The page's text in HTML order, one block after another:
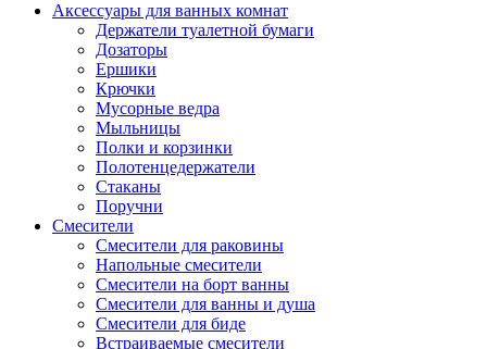
Аксессуары для ванных комнат
Держатели туалетной бумаги
Дозаторы
Ершики
Крючки
Мусорные ведра
Мыльницы
Полки и корзинки
Полотенцедержатели
Стаканы
Поручни
Смесители
Смесители для раковины
Напольные смесители
Смесители на борт ванны
Смесители для ванны и душа
Смесители для биде
Встраиваемые смесители